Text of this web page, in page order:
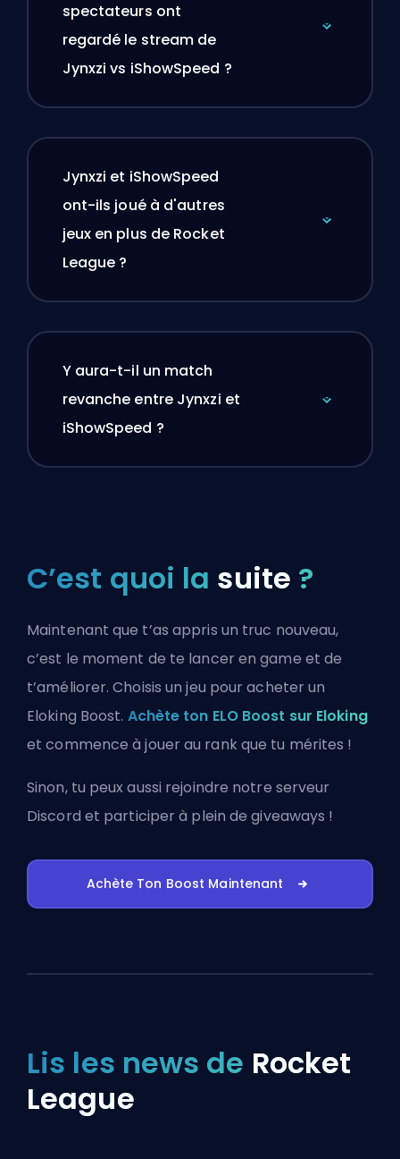
spectateurs ont
regardé le stream de
Jynxzi vs iShowSpeed ?
Jynxzi et iShowSpeed
ont-ils joué à d'autres
jeux en plus de Rocket
League ?
Y aura-t-il un match
revanche entre Jynxzi et
iShowSpeed ?
C’est quoi la suite ?
Maintenant que t’as appris un truc nouveau,
c’est le moment de te lancer en game et de
t’améliorer. Choisis un jeu pour acheter un
Eloking Boost. Achète ton ELO Boost sur Eloking
et commence à jouer au rank que tu mérites !
Sinon, tu peux aussi rejoindre notre serveur
Discord et participer à plein de giveaways !
Achète Ton Boost Maintenant
Lis les news de Rocket
League